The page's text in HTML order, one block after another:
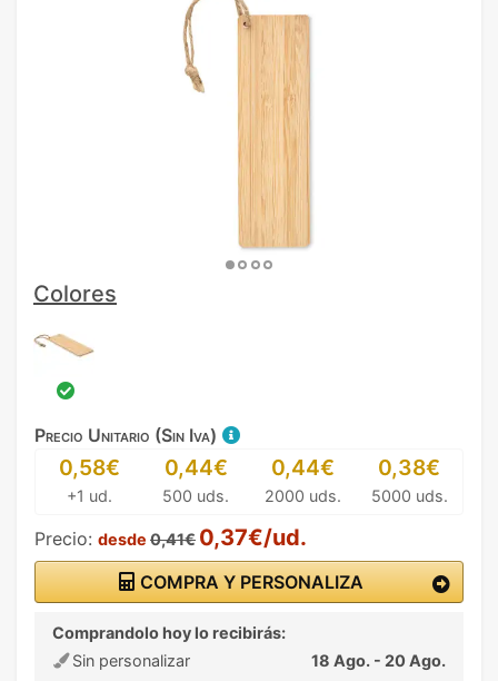
Colores
Precio Unitario (Sin Iva)
0,58€
+1 ud.
0,44€
500 uds.
0,44€
2000 uds.
0,38€
5000 uds.
Precio: desde 0,41€ 0,37€/ud.
COMPRA Y PERSONALIZA
Comprandolo hoy lo recibirás:
Sin personalizar
18 Ago. - 20 Ago.